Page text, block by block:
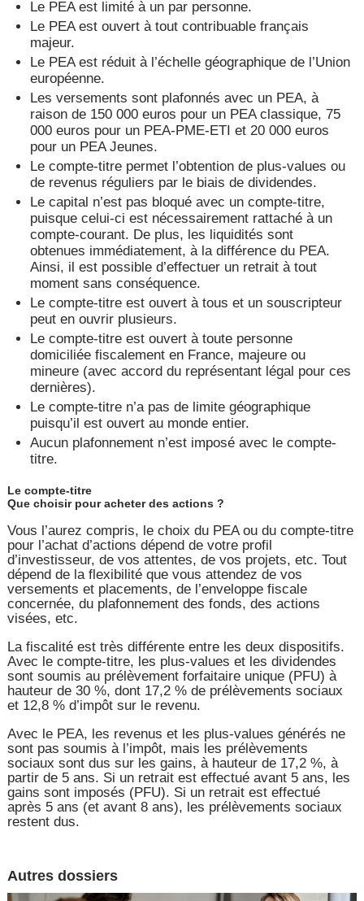
Le PEA est limité à un par personne.
Le PEA est ouvert à tout contribuable français
majeur.
Le PEA est réduit à l’échelle géographique de l’Union
européenne.
Les versements sont plafonnés avec un PEA, à
raison de 150 000 euros pour un PEA classique, 75
000 euros pour un PEA-PME-ETI et 20 000 euros
pour un PEA Jeunes.
Le compte-titre permet l’obtention de plus-values ou
de revenus réguliers par le biais de dividendes.
Le capital n’est pas bloqué avec un compte-titre,
puisque celui-ci est nécessairement rattaché à un
compte-courant. De plus, les liquidités sont
obtenues immédiatement, à la différence du PEA.
Ainsi, il est possible d’effectuer un retrait à tout
moment sans conséquence.
Le compte-titre est ouvert à tous et un souscripteur
peut en ouvrir plusieurs.
Le compte-titre est ouvert à toute personne
domiciliée fiscalement en France, majeure ou
mineure (avec accord du représentant légal pour ces
dernières).
Le compte-titre n’a pas de limite géographique
puisqu’il est ouvert au monde entier.
Aucun plafonnement n’est imposé avec le compte-
titre.
Le compte-titre
Que choisir pour acheter des actions ?
Vous l’aurez compris, le choix du PEA ou du compte-titre
pour l’achat d’actions dépend de votre profil
d’investisseur, de vos attentes, de vos projets, etc. Tout
dépend de la flexibilité que vous attendez de vos
versements et placements, de l’enveloppe fiscale
concernée, du plafonnement des fonds, des actions
visées, etc.
La fiscalité est très différente entre les deux dispositifs.
Avec le compte-titre, les plus-values et les dividendes
sont soumis au prélèvement forfaitaire unique (PFU) à
hauteur de 30 %, dont 17,2 % de prélèvements sociaux
et 12,8 % d’impôt sur le revenu.
Avec le PEA, les revenus et les plus-values générés ne
sont pas soumis à l’impôt, mais les prélèvements
sociaux sont dus sur les gains, à hauteur de 17,2 %, à
partir de 5 ans. Si un retrait est effectué avant 5 ans, les
gains sont imposés (PFU). Si un retrait est effectué
après 5 ans (et avant 8 ans), les prélèvements sociaux
restent dus.
Autres dossiers